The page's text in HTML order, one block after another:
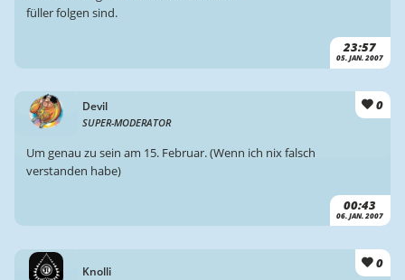
23:57
05. JAN. 2007
füller folgen sind.
Devil
SUPER-MODERATOR
0
00:43
06. JAN. 2007
Um genau zu sein am 15. Februar. (Wenn ich nix falsch
verstanden habe)
Knolli
0